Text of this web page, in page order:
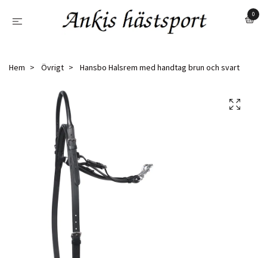
0
Hem Övrigt Hansbo Halsrem med handtag brun och svart